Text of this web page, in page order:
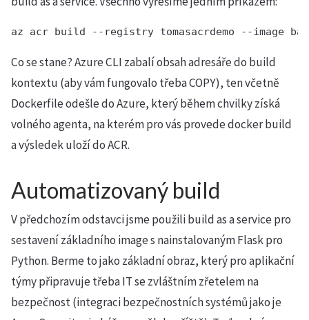
Co se stane? Azure CLI zabalí obsah adresáře do build
kontextu (aby vám fungovalo třeba COPY), ten včetně
Dockerfile odešle do Azure, který během chvilky získá
volného agenta, na kterém pro vás provede docker build
a výsledek uloží do ACR.
Automatizovaný build
V předchozím odstavci jsme použili build as a service pro
sestavení základního image s nainstalovaným Flask pro
Python. Berme to jako základní obraz, který pro aplikační
týmy připravuje třeba IT se zvláštním zřetelem na
bezpečnost (integraci bezpečnostních systémů jako je